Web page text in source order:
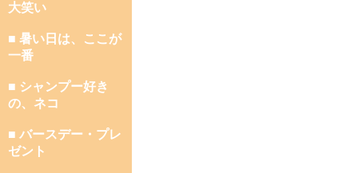
大笑い
■ 暑い日は、ここが
一番
■ シャンプー好き
の、ネコ
■ バースデー・プレ
ゼント